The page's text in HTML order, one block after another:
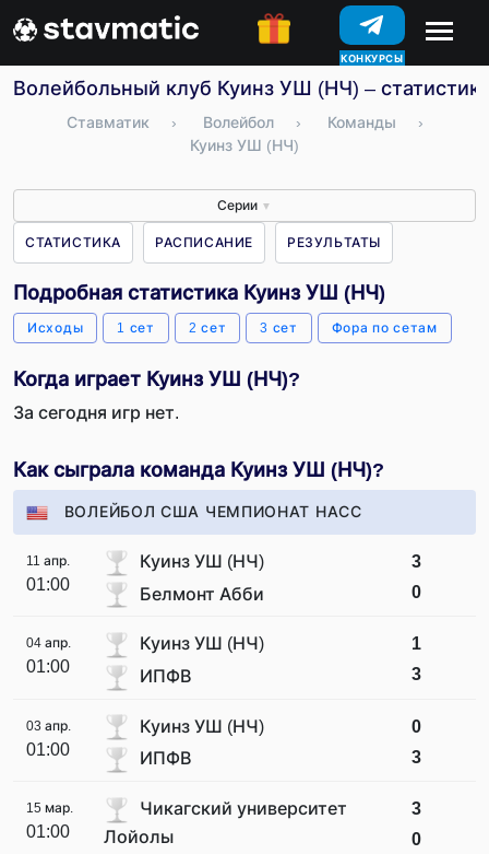
КОНКУРСЫ
Волейбольный клуб Куинз УШ (НЧ) –
Ставматик › Волейбол › Команды
›
Куинз УШ (НЧ)
Серии ▼
СТАТИСТИКА РАСПИСАНИЕ РЕЗУЛЬТАТЫ
Подробная статистика Куинз УШ (НЧ)
Исходы 1 сет 2 сет 3 сет Фора по сетам
Когда играет Куинз УШ (НЧ)?
За сегодня игр нет.
Как сыграла команда Куинз УШ (НЧ)?
ВОЛЕЙБОЛ США ЧЕМПИОНАТ НАСС
11 апр.
01:00
Куинз УШ (НЧ)
Белмонт Абби
3
0
04 апр.
01:00
Куинз УШ (НЧ)
ИПФВ
1
3
03 апр.
01:00
Куинз УШ (НЧ)
ИПФВ
0
3
15 мар.
01:00
Чикагский университет
Лойолы
3
0